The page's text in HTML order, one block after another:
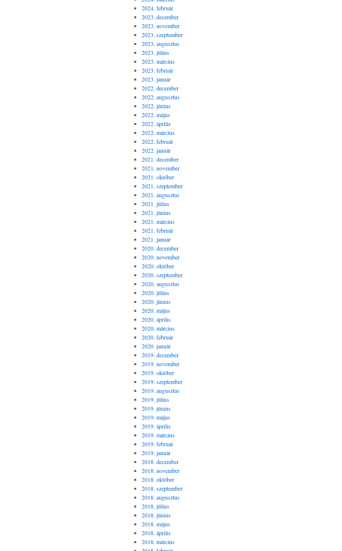
2024. február
2023. december
2023. november
2023. szeptember
2023. augusztus
2023. július
2023. március
2023. február
2023. január
2022. december
2022. augusztus
2022. június
2022. május
2022. április
2022. március
2022. február
2022. január
2021. december
2021. november
2021. október
2021. szeptember
2021. augusztus
2021. július
2021. június
2021. március
2021. február
2021. január
2020. december
2020. november
2020. október
2020. szeptember
2020. augusztus
2020. július
2020. június
2020. május
2020. április
2020. március
2020. február
2020. január
2019. december
2019. november
2019. október
2019. szeptember
2019. augusztus
2019. július
2019. június
2019. május
2019. április
2019. március
2019. február
2019. január
2018. december
2018. november
2018. október
2018. szeptember
2018. augusztus
2018. július
2018. június
2018. május
2018. április
2018. március